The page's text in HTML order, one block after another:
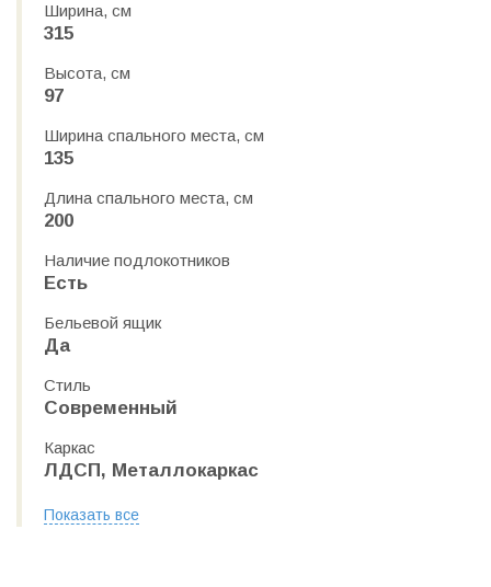
Ширина, см
315
Высота, см
97
Ширина спального места, см
135
Длина спального места, см
200
Наличие подлокотников
Есть
Бельевой ящик
Да
Стиль
Современный
Каркас
ЛДСП, Металлокаркас
Показать все